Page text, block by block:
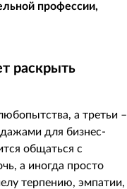
профессии,
раскрыть
а третьи –
для бизнес-
общаться с
а иногда просто
терпению, эмпатии,